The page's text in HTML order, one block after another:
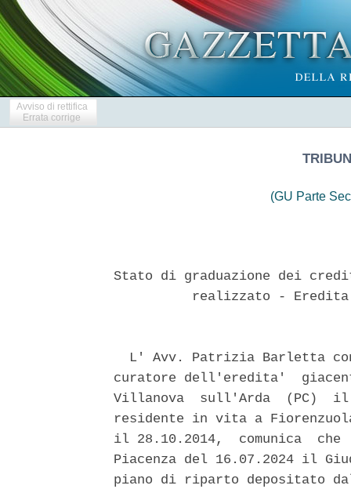
Avviso di rettifica
Errata corrige
(GU Parte
Stato di graduazione dei
realizzato -
L' Avv. Patrizia Barletta
curatore dell'eredita'
Villanova  sull'Arda  (PC)  il
residente in vita a
il 28.10.2014,  comunica
Piacenza del 16.07.2024 il
piano di riparto depositato